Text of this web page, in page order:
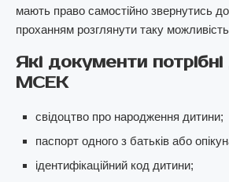
мають право самостійно звернутись
проханням розглянути таку
Які документи
МСЕК
свідоцтво про народження дитини;
паспорт одного з батьків або
ідентифікаційний код дитини;